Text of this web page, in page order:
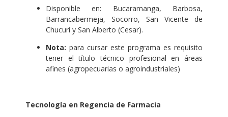
Disponible en: Bucaramanga, Barbosa,
Barrancabermeja, Socorro, San Vicente de
Chucurí y San Alberto (Cesar).
Nota: para cursar este programa es requisito
tener el título técnico profesional en áreas
afines (agropecuarias o agroindustriales)
Tecnología en Regencia de Farmacia